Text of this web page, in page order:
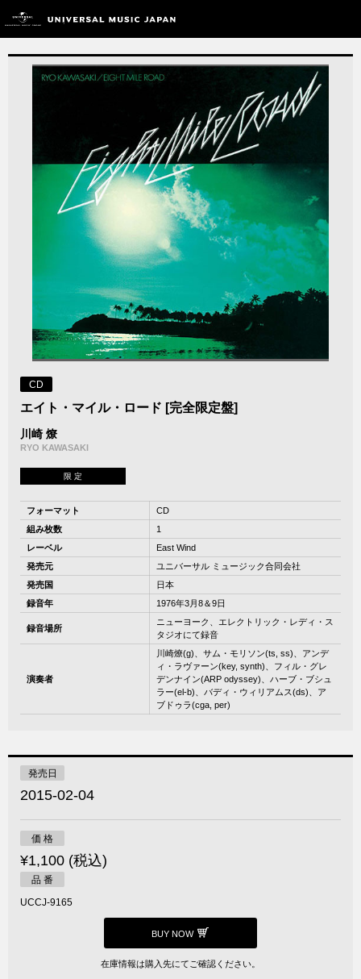
CD
エイト・マイル・ロード [完全限定盤]
川崎 燎
RYO KAWASAKI
限 定
フォーマット
CD
組み枚数
1
レーベル
East Wind
発売元
ユニバーサル ミュージック合同会社
発売国
日本
録音年
1976年3月8＆9日
録音場所
ニューヨーク、エレクトリック・レディ・ス
タジオにて録音
演奏者
川崎燎(g)、サム・モリソン(ts, ss)、アンデ
ィ・ラヴァーン(key, synth)、フィル・グレ
デンナイン(ARP odyssey)、ハーブ・ブシュ
ラー(el-b)、バディ・ウィリアムス(ds)、ア
ブドゥラ(cga, per)
発売日
2015-02-04
価 格
¥1,100 (税込)
品 番
UCCJ-9165
BUY NOW
在庫情報は購入先にてご確認ください。